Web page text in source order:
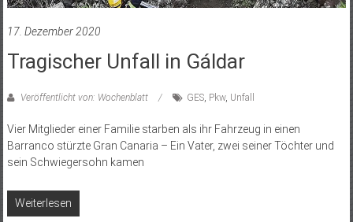
17. Dezember 2020
Tragischer Unfall in Gáldar
Veröffentlicht von: Wochenblatt GES, Pkw, Unfall
Vier Mitglieder einer Familie starben als ihr Fahrzeug in einen
Barranco stürzte Gran Canaria – Ein Vater, zwei seiner Töchter und
sein Schwiegersohn kamen
Weiterlesen